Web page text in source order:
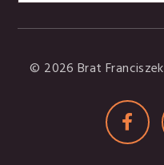
© 2026 Brat Franciszek